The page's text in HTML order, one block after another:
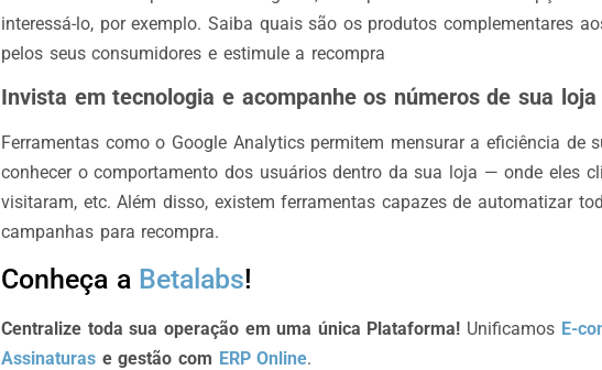
interessá-lo, por exemplo. Saiba quais são os produtos complementares
pelos seus consumidores e estimule a recompra
Invista em tecnologia e acompanhe os números de sua loja
Ferramentas como o Google Analytics permitem mensurar a eficiência de
conhecer o comportamento dos usuários dentro da sua loja — onde eles
visitaram, etc. Além disso, existem ferramentas capazes de automatizar
campanhas para recompra.
Conheça a Betalabs!
Centralize toda sua operação em uma única Plataforma! Unificamos E-
Assinaturas e gestão com ERP Online.